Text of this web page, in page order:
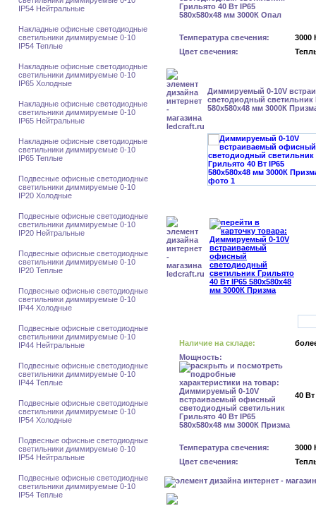
IP54 Нейтральные
Накладные офисные светодиодные
светильники диммируемые 0-10
IP54 Теплые
Накладные офисные светодиодные
светильники диммируемые 0-10
IP65 Холодные
Накладные офисные светодиодные
светильники диммируемые 0-10
IP65 Нейтральные
Накладные офисные светодиодные
светильники диммируемые 0-10
IP65 Теплые
Подвесные офисные светодиодные
светильники диммируемые 0-10
IP20 Холодные
Подвесные офисные светодиодные
светильники диммируемые 0-10
IP20 Нейтральные
Подвесные офисные светодиодные
светильники диммируемые 0-10
IP20 Теплые
Подвесные офисные светодиодные
светильники диммируемые 0-10
IP44 Холодные
Подвесные офисные светодиодные
светильники диммируемые 0-10
IP44 Нейтральные
Подвесные офисные светодиодные
светильники диммируемые 0-10
IP44 Теплые
Подвесные офисные светодиодные
светильники диммируемые 0-10
IP54 Холодные
Подвесные офисные светодиодные
светильники диммируемые 0-10
IP54 Нейтральные
Подвесные офисные светодиодные
светильники диммируемые 0-10
IP54 Теплые
Температура свечения:
3000
Цвет свечения:
Диммируемый 0-10V
светодиодный светильник
580x580x48 мм 3000К
Наличие на складе:
Мощность:
40 Вт
Температура свечения:
3000
Цвет свечения: